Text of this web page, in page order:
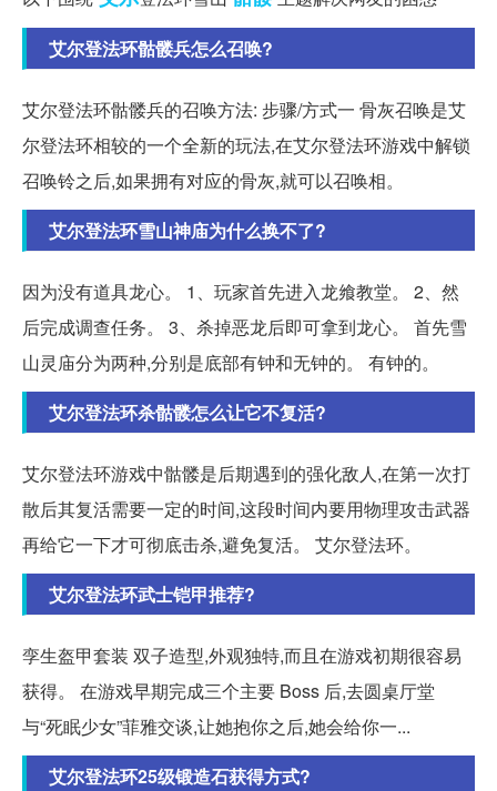
艾尔登法环骷髅兵怎么召唤?
艾尔登法环骷髅兵的召唤方法: 步骤/方式一 骨灰召唤是艾
尔登法环相较的一个全新的玩法,在艾尔登法环游戏中解锁
召唤铃之后,如果拥有对应的骨灰,就可以召唤相。
艾尔登法环雪山神庙为什么换不了?
因为没有道具龙心。 1、玩家首先进入龙飨教堂。 2、然
后完成调查任务。 3、杀掉恶龙后即可拿到龙心。 首先雪
山灵庙分为两种,分别是底部有钟和无钟的。 有钟的。
艾尔登法环杀骷髅怎么让它不复活?
艾尔登法环游戏中骷髅是后期遇到的强化敌人,在第一次打
散后其复活需要一定的时间,这段时间内要用物理攻击武器
再给它一下才可彻底击杀,避免复活。 艾尔登法环。
艾尔登法环武士铠甲推荐?
孪生盔甲套装 双子造型,外观独特,而且在游戏初期很容易
获得。 在游戏早期完成三个主要 Boss 后,去圆桌厅堂
与“死眠少女”菲雅交谈,让她抱你之后,她会给你一...
艾尔登法环25级锻造石获得方式?